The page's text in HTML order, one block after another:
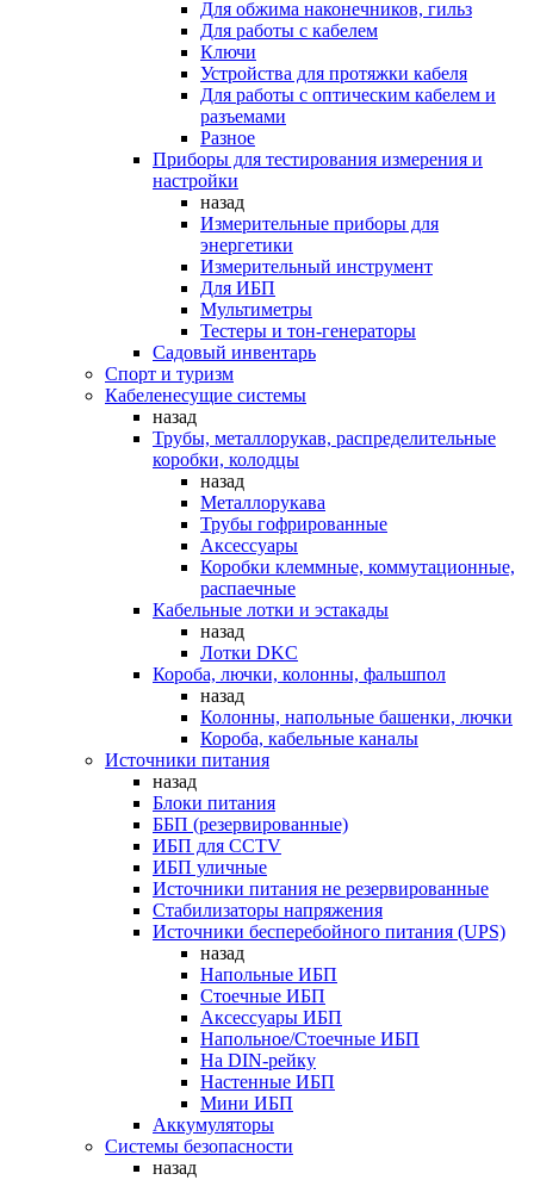
Для обжима наконечников, гильз
Для работы с кабелем
Ключи
Устройства для протяжки кабеля
Для работы с оптическим кабелем и
разъемами
Разное
Приборы для тестирования измерения и
настройки
назад
Измерительные приборы для
энергетики
Измерительный инструмент
Для ИБП
Мультиметры
Тестеры и тон-генераторы
Садовый инвентарь
Спорт и туризм
Кабеленесущие системы
назад
Трубы, металлорукав, распределительные
коробки, колодцы
назад
Металлорукава
Трубы гофрированные
Аксессуары
Коробки клеммные, коммутационные,
распаечные
Кабельные лотки и эстакады
назад
Лотки DKC
Короба, лючки, колонны, фальшпол
назад
Колонны, напольные башенки, лючки
Короба, кабельные каналы
Источники питания
назад
Блоки питания
ББП (резервированные)
ИБП для CCTV
ИБП уличные
Источники питания не резервированные
Стабилизаторы напряжения
Источники бесперебойного питания (UPS)
назад
Напольные ИБП
Стоечные ИБП
Аксессуары ИБП
Напольное/Стоечные ИБП
На DIN-рейку
Настенные ИБП
Мини ИБП
Аккумуляторы
Системы безопасности
назад